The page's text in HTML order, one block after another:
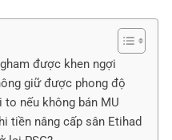
được khen ngợi
giữ được phong độ
to nếu không bán MU
tiền nâng cấp sân Etihad